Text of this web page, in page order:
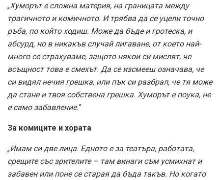
„Хуморът е сложна материя, на границата между
трагичното и комичното. И трябва да се уцели точно
ръба, по който ходиш. Може да бъде и гротеска, и
абсурд, но в никакъв случай лигаване, от което най-
много се страхуваме, защото някои си мислят, че
всъщност това е смехът. Да се изсмееш означава, че
си видял нечия грешка, или пък си разбрал, че тя може
да стане и твоя собствена грешка. Хуморът е поука, не
е само забавление.”
За комиците и хората
„Имам си две лица. Едното е за театъра, работата,
срещите със зрителите – там винаги съм усмихнат и
забавен или поне се старая да бъда такъв. Но когато